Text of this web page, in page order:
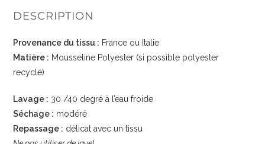
DESCRIPTION
Provenance du tissu : France ou Italie
Matière : Mousseline Polyester (si possible polyester
recyclé)
Lavage : 30 /40 degré à l’eau froide
Séchage : modéré
Repassage : délicat avec un tissu